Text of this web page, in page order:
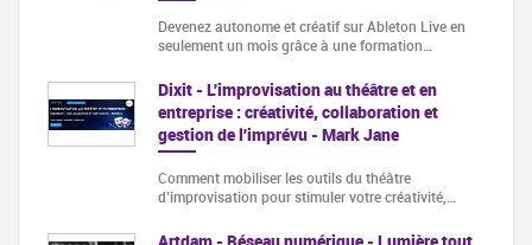
Devenez autonome et créatif sur Ableton Live en
seulement un mois grâce à une formation…
Dixit - L'improvisation au théâtre et en
entreprise : créativité, collaboration et
gestion de l'imprévu - Mark Jane
Comment mobiliser les outils du théâtre
d’improvisation pour stimuler votre créativité,…